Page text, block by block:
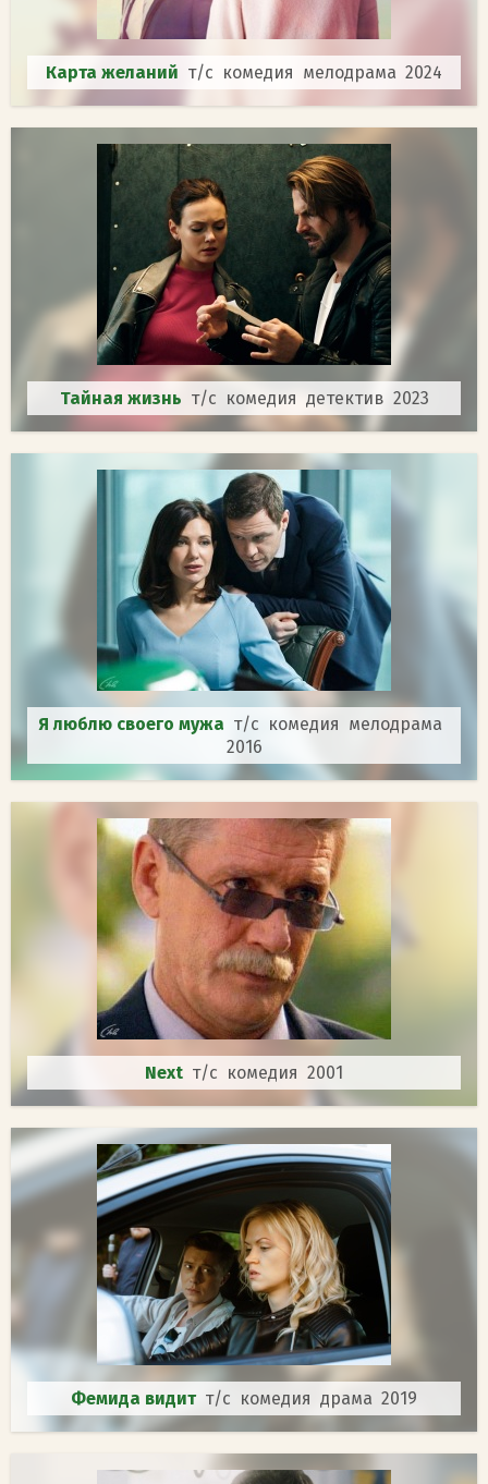
Карта желаний т/с комедия мелодрама 2024
Тайная жизнь т/с комедия детектив 2023
Я люблю своего мужа т/с комедия мелодрама
2016
Next т/с комедия 2001
Фемида видит т/с комедия драма 2019